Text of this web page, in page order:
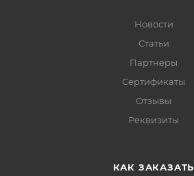
Новости
Статьи
Партнеры
Сертификаты
Отзывы
Реквизиты
КАК ЗАКАЗАТЬ